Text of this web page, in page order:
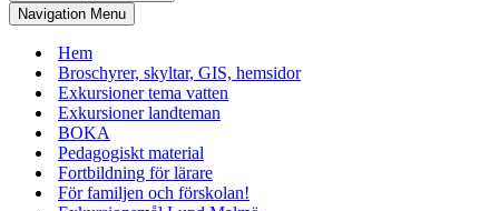
Navigation Menu
Hem
Broschyrer, skyltar, GIS, hemsidor
Exkursioner tema vatten
Exkursioner landteman
BOKA
Pedagogiskt material
Fortbildning för lärare
För familjen och förskolan!